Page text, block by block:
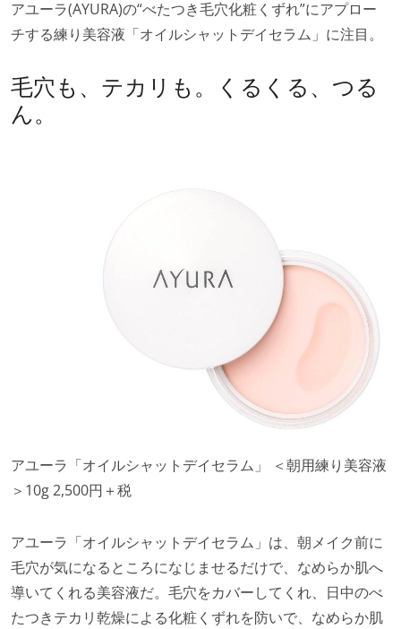
アユーラ(AYURA)の“べたつき毛穴化粧くずれ”にアプロー
チする練り美容液「オイルシャットデイセラム」に注目。
毛穴も、テカリも。くるくる、つる
ん。
アユーラ「オイルシャットデイセラム」 ＜朝用練り美容液
＞10g 2,500円＋税
アユーラ「オイルシャットデイセラム」は、朝メイク前に
毛穴が気になるところになじませるだけで、なめらか肌へ
導いてくれる美容液だ。毛穴をカバーしてくれ、日中のべ
たつきテカリ乾燥による化粧くずれを防いで、なめらか肌